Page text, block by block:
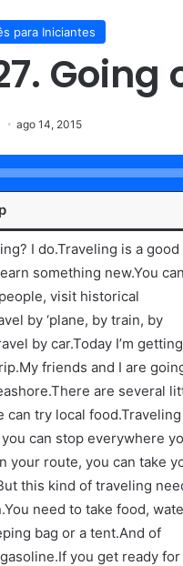
para Iniciantes
Going
ago 14, 2015
I do.Traveling is a good
something new.You can
visit historical
by ‘plane, by train, by
by car.Today I’m getting
friends and I are
are several
can try local
can stop everywhere
your route, you can take
this kind of traveling
need to take food,
bag or a tent.And of
you get ready for